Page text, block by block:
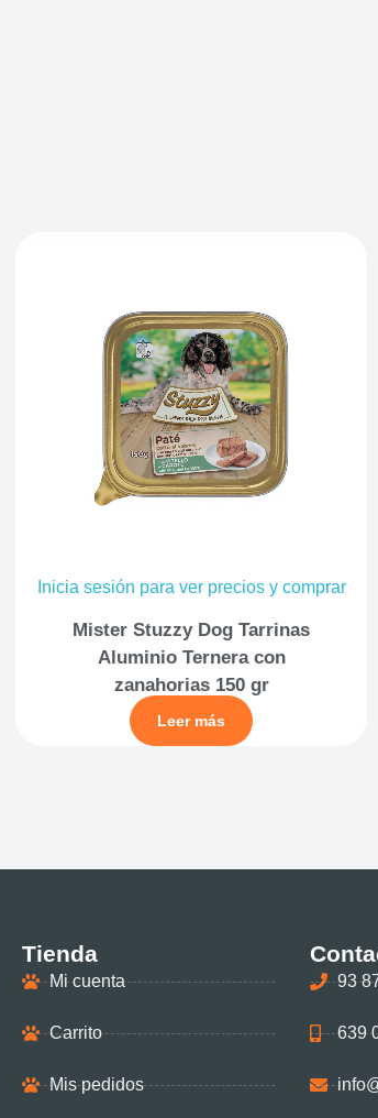
Inicia sesión para ver precios y comprar
Mister Stuzzy Dog Tarrinas
Aluminio Ternera con
zanahorias 150 gr
Leer más
Tienda
Mi cuenta
Carrito
Mis pedidos
93
639